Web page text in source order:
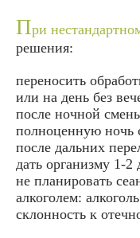
При
решения:
переносить
или на день без
после ночной
полноценную ночь
после дальних
дать организму 1-
не планировать
алкоголем:
склонность к